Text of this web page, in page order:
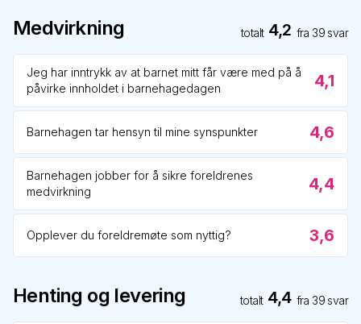
Medvirkning totalt 4,2 fra 39 svar
Jeg har inntrykk av at barnet mitt får være med på å
påvirke innholdet i barnehagedagen
4,1
Barnehagen tar hensyn til mine synspunkter 4,6
Barnehagen jobber for å sikre foreldrenes
medvirkning
4,4
Opplever du foreldremøte som nyttig? 3,6
Henting og levering totalt 4,4 fra 39 svar